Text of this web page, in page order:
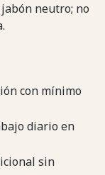
neutro; no
con mínimo
diario en
sin